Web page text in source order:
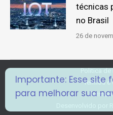
técnicas
no Brasil
26 de
Termos e
Importante: Esse site
para melhorar sua